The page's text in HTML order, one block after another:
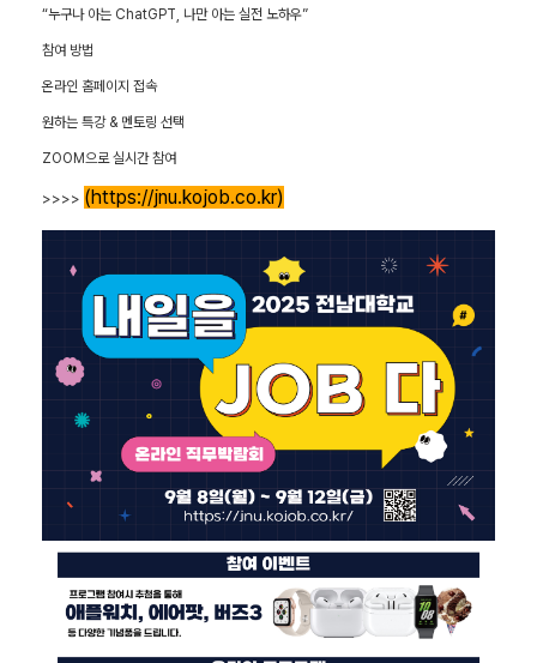
“누구나 아는 ChatGPT, 나만 아는 실전 노하우”
참여 방법
온라인 홈페이지 접속
원하는 특강 & 멘토링 선택
ZOOM으로 실시간 참여
>>>> (https://jnu.kojob.co.kr)